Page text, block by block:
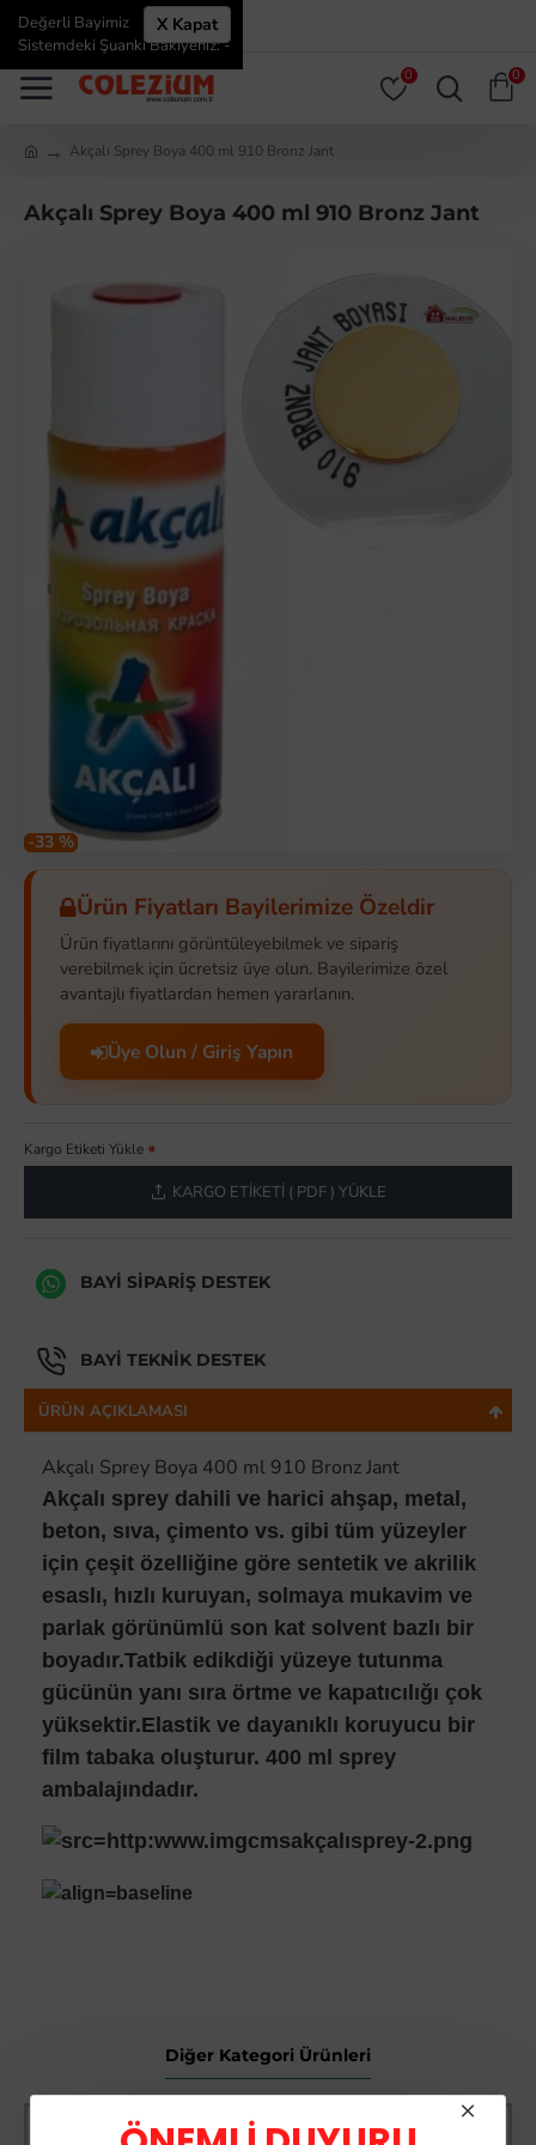
ÜYE GIRIŞI ÜYE OL
0 0
X Kapat
Değerli Bayimiz
Sistemdeki Şuanki Bakiyeniz: -
Akçalı Sprey Boya 400 ml 910 Bronz Jant
Akçalı Sprey Boya 400 ml 910 Bronz Jant
-33 %
Ürün Fiyatları Bayilerimize Özeldir
Ürün fiyatlarını görüntüleyebilmek ve sipariş
verebilmek için ücretsiz üye olun. Bayilerimize özel
avantajlı fiyatlardan hemen yararlanın.
Üye Olun / Giriş Yapın
Kargo Etiketi Yükle
KARGO ETIKETI ( PDF ) YÜKLE
BAYI SIPARIŞ DESTEK
BAYI TEKNIK DESTEK
ÜRÜN AÇIKLAMASI
Akçalı Sprey Boya 400 ml 910 Bronz Jant
Akçalı sprey dahili ve harici ahşap, metal,
beton, sıva, çimento vs. gibi tüm yüzeyler
için çeşit özelliğine göre sentetik ve akrilik
esaslı, hızlı kuruyan, solmaya mukavim ve
parlak görünümlü son kat solvent bazlı bir
boyadır.Tatbik edikdiği yüzeye tutunma
gücünün yanı sıra örtme ve kapatıcılığı çok
yüksektir.Elastik ve dayanıklı koruyucu bir
film tabaka oluşturur. 400 ml sprey
ambalajındadır.
Diğer Kategori Ürünleri